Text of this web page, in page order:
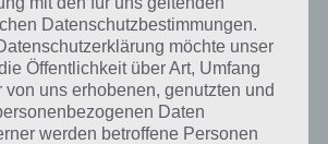
Datenschutzbestimmungen.
möchte unser
Öffentlichkeit über Art, Umfang
von uns erhobenen, genutzten und
Daten
werden betroffene Personen